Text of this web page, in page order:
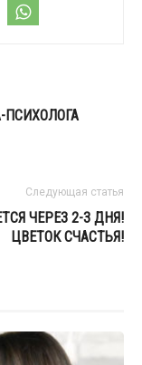
ПСИХОЛОГА
Следующая статья
ЧЕРЕЗ 2-3 ДНЯ!
ЦВЕТОК СЧАСТЬЯ!